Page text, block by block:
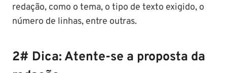
redação, como o tema, o tipo de texto exigido, o
número de linhas, entre outras.
2# Dica: Atente-se a proposta da